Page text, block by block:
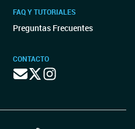
FAQ Y TUTORIALES
Preguntas Frecuentes
CONTACTO